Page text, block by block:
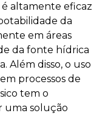
é altamente eficaz
da
em áreas
da fonte hídrica
Além disso, o uso
processos de
tem o
uma solução